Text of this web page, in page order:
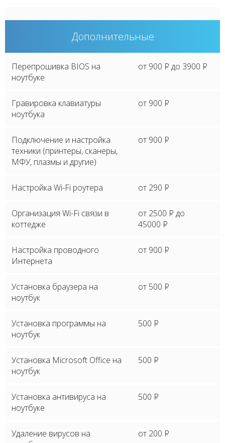
Дополнительные
Перепрошивка BIOS на
ноутбуке
от 900 P до 3900 P
Гравировка клавиатуры
ноутбука
от 900 P
Подключение и настройка
техники (принтеры, сканеры,
МФУ, плазмы и другие)
от 900 P
Настройка Wi-Fi роутера от 290 P
Организация Wi-Fi связи в
коттедже
от 2500 P до
45000 P
Настройка проводного
Интернета
от 900 P
Установка браузера на
ноутбук
от 500 P
Установка программы на
ноутбук
500 P
Установка Microsoft Office на
ноутбук
500 P
Установка антивируса на
ноутбуке
500 P
Удаление вирусов на
от 200 P